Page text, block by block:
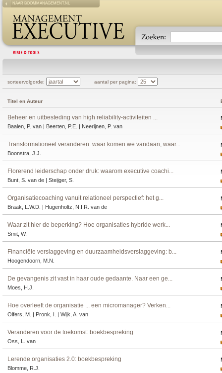
NAAR BOOMMANAGEMENT.NL
sorteervolgorde: aantal per pagina:
Titel en Auteur
Beheer en uitbesteding van high reliability-activiteiten ...
Baalen, P. van | Beerten, P.E. | Neerijnen, P. van
Transformationeel veranderen: waar komen we vandaan, waar...
Boonstra, J.J.
Florerend leiderschap onder druk: waarom executive coachi...
Bunt, S. van de | Steijger, S.
Organisatiecoaching vanuit relationeel perspectief: het g...
Braak, L.W.D. | Hugenholtz, N.I.R. van de
Waar zit hier de beperking? Hoe organisaties hybride werk...
Smit, W.
Financiële verslaggeving en duurzaamheidsverslaggeving: b...
Hoogendoorn, M.N.
De gevangenis zit vast in haar oude gedaante. Naar een ge...
Moes, H.J.
Hoe overleeft de organisatie ... een micromanager? Verken...
Olfers, M. | Pronk, I. | Wijk, A. van
Veranderen voor de toekomst: boekbespreking
Oss, L. van
Lerende organisaties 2.0: boekbespreking
Blomme, R.J.